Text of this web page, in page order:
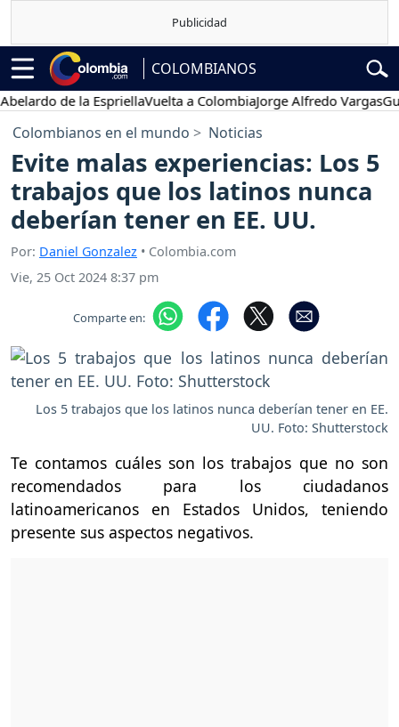
COLOMBIANOS
de la EspriellaVuelta a ColombiaJorge Alfredo Vargas
Colombianos en el mundo Noticias
Evite malas experiencias: Los 5
trabajos que los latinos nunca
deberían tener en EE. UU.
Por: Daniel Gonzalez • Colombia.com
Vie, 25 Oct 2024 8:37 pm
Comparte en:
Los 5 trabajos que los latinos nunca deberían tener en EE.
UU. Foto: Shutterstock
Te contamos cuáles son los trabajos que no son
recomendados para los ciudadanos
latinoamericanos en Estados Unidos, teniendo
presente sus aspectos negativos.